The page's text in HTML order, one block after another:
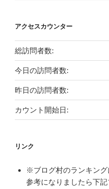
アクセスカウンター
総訪問者数:
今日の訪問者数:
昨日の訪問者数:
カウント開始日:
リンク
※ブログ村のランキン
参考になりましたら下